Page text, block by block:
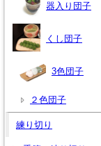
器入り団子
くし団子
3色団子
２色団子
練り切り